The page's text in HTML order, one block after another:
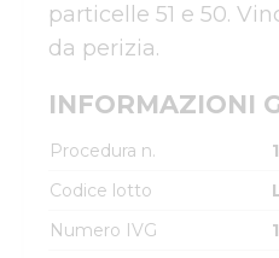
particelle 51 e 50.
da perizia.
INFORMAZIONI
Procedura n.
Codice lotto
Numero IVG